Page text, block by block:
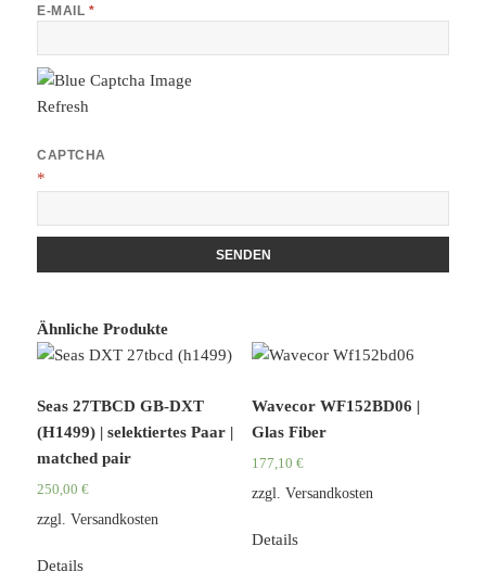
E-MAIL *
Refresh
CAPTCHA
*
Ähnliche Produkte
Seas 27TBCD GB-DXT
(H1499) | selektiertes Paar |
matched pair
250,00€
zzgl.Versandkosten
Details
Wavecor WF152BD06 |
Glas Fiber
177,10 €
zzgl. Versandkosten
Details